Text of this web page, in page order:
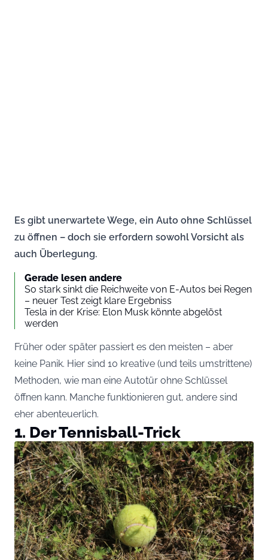
Es gibt unerwartete Wege, ein Auto ohne Schlüssel
zu öffnen – doch sie erfordern sowohl Vorsicht als
auch Überlegung.
Gerade lesen andere
So stark sinkt die Reichweite von E-Autos bei Regen
– neuer Test zeigt klare Ergebniss
Tesla in der Krise: Elon Musk könnte abgelöst
werden
Früher oder später passiert es den meisten – aber
keine Panik. Hier sind 10 kreative (und teils umstrittene)
Methoden, wie man eine Autotür ohne Schlüssel
öffnen kann. Manche funktionieren gut, andere sind
eher abenteuerlich.
1. Der Tennisball-Trick